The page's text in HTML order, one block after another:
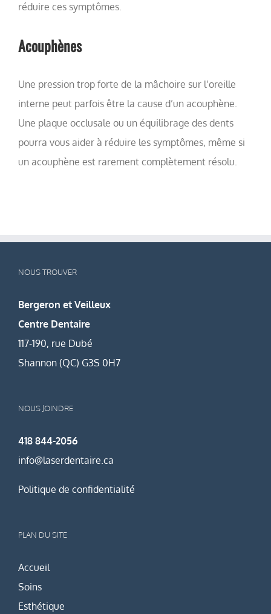
réduire ces symptômes.
Acouphènes
Une pression trop forte de la mâchoire sur l’oreille
interne peut parfois être la cause d’un acouphène.
Une plaque occlusale ou un équilibrage des dents
pourra vous aider à réduire les symptômes, même si
un acouphène est rarement complètement résolu.
NOUS TROUVER
Bergeron et Veilleux
Centre Dentaire
117-190, rue Dubé
Shannon (QC) G3S 0H7
NOUS JOINDRE
418 844-2056
info@laserdentaire.ca
Politique de confidentialité
PLAN DU SITE
Accueil
Soins
Esthétique